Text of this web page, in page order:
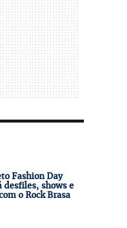
Fashion Day
desfiles, shows e
o Rock Brasa